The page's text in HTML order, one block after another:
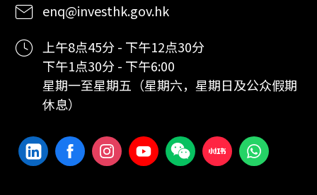
enq@investhk.gov.hk
上午8点45分 - 下午12点30分
下午1点30分 - 下午6:00
星期一至星期五（星期六，星期日及公众假期
休息）